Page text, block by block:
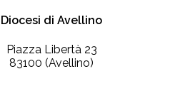
Diocesi di Avellino
Piazza Libertà 23
83100 (Avellino)